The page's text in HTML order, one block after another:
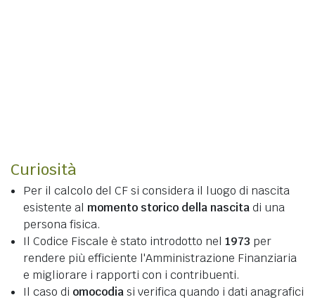
Curiosità
Per il calcolo del CF si considera il luogo di nascita
esistente al momento storico della nascitadi una
persona fisica.
Il Codice Fiscale è stato introdotto nel 1973 per
rendere più efficiente l'Amministrazione Finanziaria
e migliorare i rapporti con i contribuenti.
Il caso di omocodiasi verifica quando i dati anagrafici